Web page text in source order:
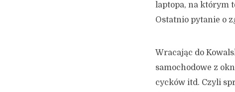
laptopa, na którym
Ostatnio pytanie o
Wracając do
samochodowe z
cycków itd. Czyli